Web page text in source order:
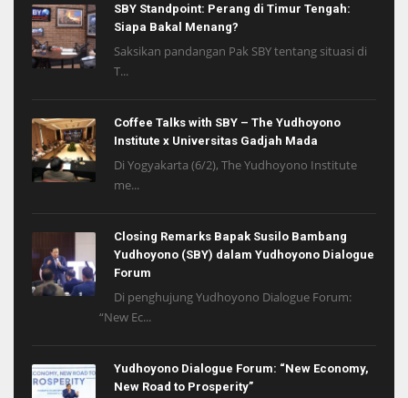
SBY Standpoint: Perang di Timur Tengah:
Siapa Bakal Menang?
Saksikan pandangan Pak SBY tentang situasi di
T...
Coffee Talks with SBY – The Yudhoyono
Institute x Universitas Gadjah Mada
Di Yogyakarta (6/2), The Yudhoyono Institute
me...
Closing Remarks Bapak Susilo Bambang
Yudhoyono (SBY) dalam Yudhoyono Dialogue
Forum
Di penghujung Yudhoyono Dialogue Forum:
“New Ec...
Yudhoyono Dialogue Forum: “New Economy,
New Road to Prosperity”